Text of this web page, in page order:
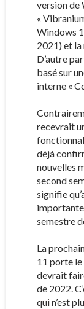
version de
«
Windows
2021) et la
D’autre
basé sur
interne «
recevrait
déjà
nouvelles
second
signifie
semestre
La
11 porte le
devrait
de 2022.
qui n’est